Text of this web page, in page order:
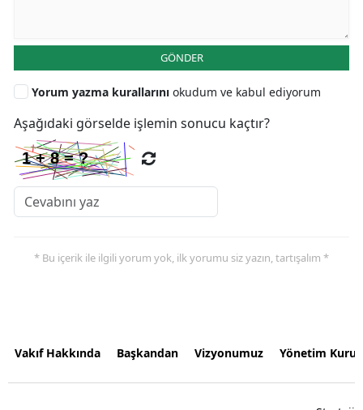
GÖNDER
Yorum yazma kurallarını okudum ve kabul ediyorum
Aşağıdaki görselde işlemin sonucu kaçtır?
* Bu içerik ile ilgili yorum yok, ilk yorumu siz yazın, tartışalım *
Vakıf Hakkında Başkandan Vizyonumuz Yönetim